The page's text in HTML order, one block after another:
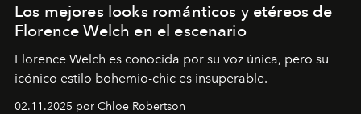
Los mejores looks románticos y etéreos de
Florence Welch en el escenario
Florence Welch es conocida por su voz única, pero su
icónico estilo bohemio-chic es insuperable.
02.11.2025 por Chloe Robertson